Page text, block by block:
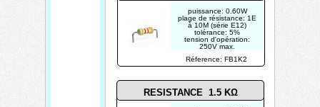
puissance: 0.60W
plage de résistance: 1E
à 10M (série E12)
tolérance: 5%
tension d'opération:
250V max.
Réference: FB1K2
RESISTANCE 1.5 KΩ